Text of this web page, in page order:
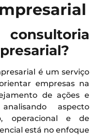
é um serviço
empresas na
de ações e
aspecto
operacional e de
está no enfoque